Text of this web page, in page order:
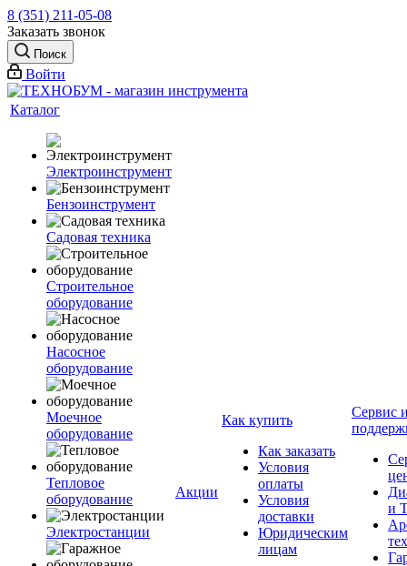
8 (351) 211-05-08
Заказать звонок
Поиск
Войти
Каталог
Электроинструмент
Бензоинструмент
Садовая техника
Строительное
оборудование
Насосное
оборудование
Моечное
оборудование
Тепловое
оборудование
Электростанции
Акции
Как купить
Как заказать
Условия
оплаты
Условия
доставки
Юридическим
лицам
Сервис
и